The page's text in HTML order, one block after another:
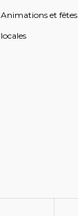
Animations et fêtes
locales